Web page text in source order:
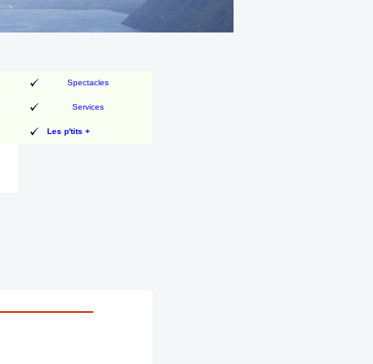
Spectacles
Services
Les p'tits +